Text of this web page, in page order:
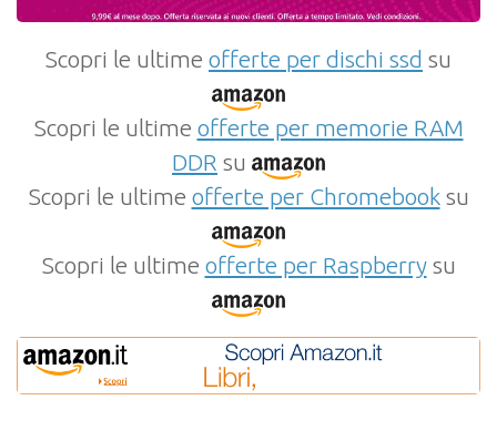
Scopri le ultime offerte per dischi ssd su
Scopri le ultime offerte per memorie RAM
DDR su
Scopri le ultime offerte per Chromebooksu
Scopri le ultime offerte per Raspberrysu